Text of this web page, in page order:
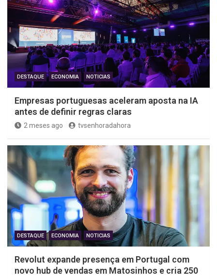
DESTAQUE ECONOMIA NOTICIAS
Empresas portuguesas aceleram aposta na IA
antes de definir regras claras
2 meses ago tvsenhoradahora
DESTAQUE ECONOMIA NOTICIAS
Revolut expande presença em Portugal com
novo hub de vendas em Matosinhos e cria 250